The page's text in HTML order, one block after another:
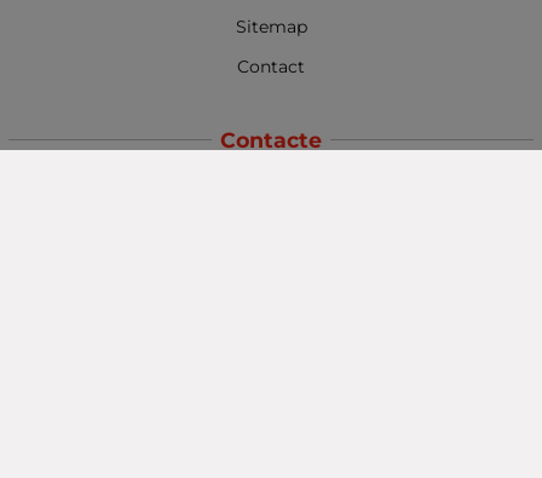
Sitemap
Contact
Contacte